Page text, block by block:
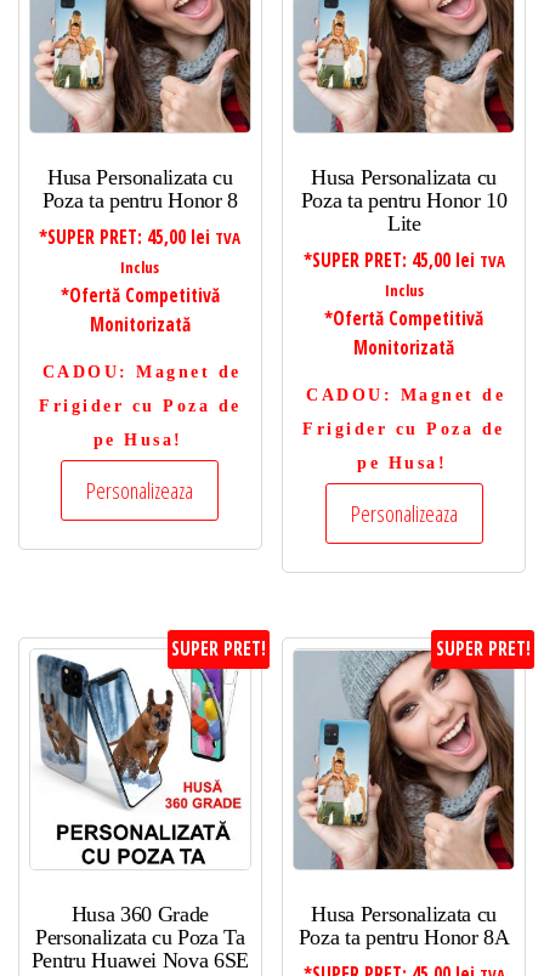
Husa Personalizata cu
Poza ta pentru Honor 8
*SUPER PRET: 45,00 lei TVA
Inclus
*Ofertă Competitivă
Monitorizată
CADOU : Magnet de
Frigider cu Poza de
pe Husa!
Personalizeaza
Husa Personalizata cu
Poza ta pentru Honor 10
Lite
*SUPER PRET: 45,00 lei TVA
Inclus
*Ofertă Competitivă
Monitorizată
CADOU : Magnet de
Frigider cu Poza de
pe Husa!
Personalizeaza
SUPER PRET!
Husa 360 Grade
Personalizata cu Poza Ta
Pentru Huawei Nova 6SE
SUPER PRET!
Husa Personalizata cu
Poza ta pentru Honor 8A